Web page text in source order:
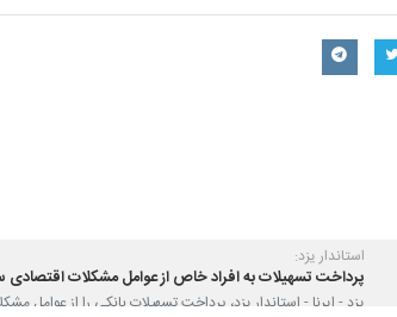
استاندار یزد:
پرداخت تسهیلات به افراد خاص از عوامل مشكلات اقتصادی
یزد - ایرنا - استاندار یزد، پرداخت تسهیلات بانكی را از عوامل